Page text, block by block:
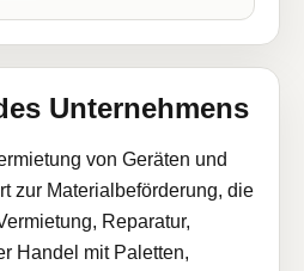
Unternehmens
von Geräten und
zur Materialbeförderung, die
Reparatur,
Handel mit Paletten,